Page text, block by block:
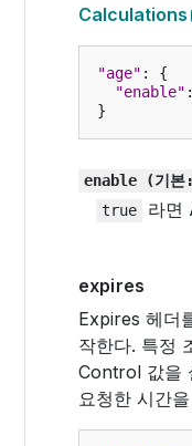
Calculations
"age" :
{
"enable" :
}
enable (기본:
true
라면
expires
Expires 헤더
작한다. 특정
Control 값을
요청한 시간